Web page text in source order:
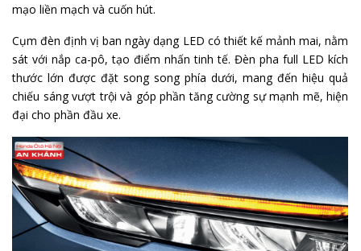
mạo liền mạch và cuốn hút.
Cụm đèn định vị ban ngày dạng LED có thiết kế mảnh mai, nằm
sát với nắp ca-pô, tạo điểm nhấn tinh tế. Đèn pha full LED kích
thước lớn được đặt song song phía dưới, mang đến hiệu quả
chiếu sáng vượt trội và góp phần tăng cường sự mạnh mẽ, hiện
đại cho phần đầu xe.